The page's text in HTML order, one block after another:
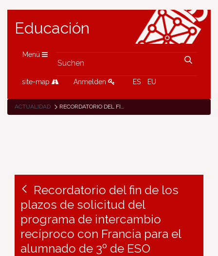
Educación
Menü
site-map Anmelden ES EU
ACTUALIDAD RECORDATORIO DEL FIN DE LOS PLAZOS DE SOLICITUD DEL PROGRAMA DE INTERCAMBIO RECÍPROCO CON FRANCIA PARA EL ALUMNADO DE 3º DE ESO
Recordatorio del fin de los
plazos de solicitud del
programa de intercambio
recíproco con Francia para el
alumnado de 3º de ESO